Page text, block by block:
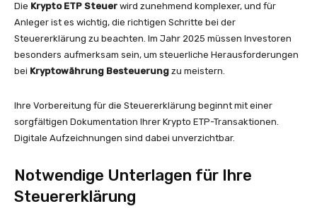
Die Krypto ETP Steuer wird zunehmend komplexer, und für
Anleger ist es wichtig, die richtigen Schritte bei der
Steuererklärung zu beachten. Im Jahr 2025 müssen Investoren
besonders aufmerksam sein, um steuerliche Herausforderungen
bei Kryptowährung Besteuerung zu meistern.
Ihre Vorbereitung für die Steuererklärung beginnt mit einer
sorgfältigen Dokumentation Ihrer Krypto ETP-Transaktionen.
Digitale Aufzeichnungen sind dabei unverzichtbar.
Notwendige Unterlagen für Ihre
Steuererklärung